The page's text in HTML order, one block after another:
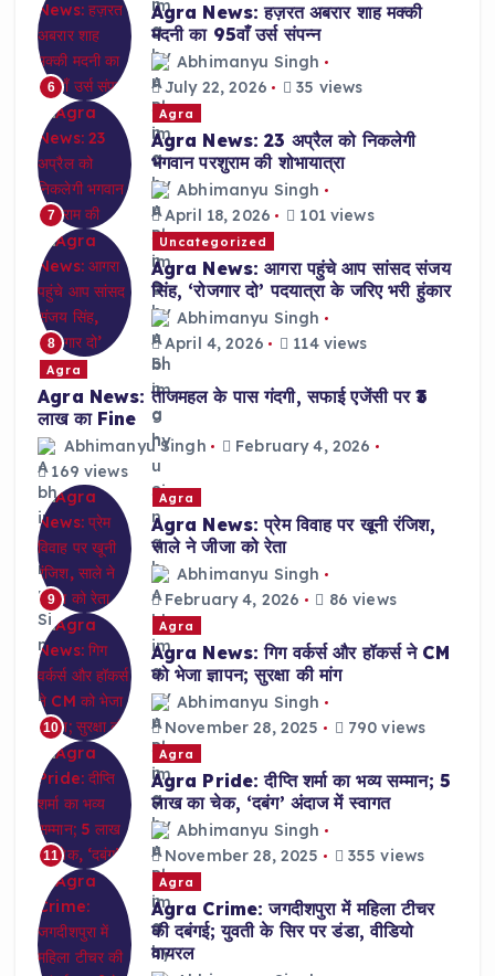
6
Agra News: हज़रत अबरार शाह मक्की
मदनी का 95वाँ उर्स संपन्न
Abhimanyu Singh
July 22, 2026
35 views
7
Agra
Agra News: 23 अप्रैल को निकलेगी
भगवान परशुराम की शोभायात्रा
Abhimanyu Singh
April 18, 2026
101 views
8
Uncategorized
Agra News: आगरा पहुंचे आप सांसद संजय
सिंह, ‘रोजगार दो’ पदयात्रा के जरिए भरी हुंकार
Abhimanyu Singh
April 4, 2026
114 views
Agra
Agra News: ताजमहल के पास गंदगी, सफाई एजेंसी पर ₹3
लाख का Fine
Abhimanyu Singh
February 4, 2026
169 views
9
Agra
Agra News: प्रेम विवाह पर खूनी रंजिश,
साले ने जीजा को रेता
Abhimanyu Singh
February 4, 2026
86 views
10
Agra
Agra News: गिग वर्कर्स और हॉकर्स ने CM
को भेजा ज्ञापन; सुरक्षा की मांग
Abhimanyu Singh
November 28, 2025
790 views
11
Agra
Agra Pride: दीप्ति शर्मा का भव्य सम्मान; 5
लाख का चेक, ‘दबंग’ अंदाज में स्वागत
Abhimanyu Singh
November 28, 2025
355 views
Agra
Agra Crime: जगदीशपुरा में महिला टीचर
की दबंगई; युवती के सिर पर डंडा, वीडियो
वायरल